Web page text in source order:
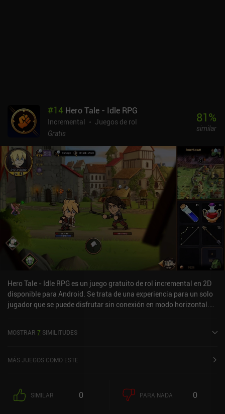
#14 Hero Tale - Idle RPG
Incremental
Juegos de rol
Gratis
81%
similar
Hero Tale - Idle RPG es un juego gratuito de rol incremental en 2D
disponible para Android. Se trata de una experiencia para un solo
jugador que se puede disfrutar sin conexión en modo horizontal.
actualmente una valoración de 4,5 sobre 5,0 en Google Play.
MOSTRAR 7 SIMILITUDES
MÁS JUEGOS COMO ESTE
SIMILAR 0 PARA NADA 0